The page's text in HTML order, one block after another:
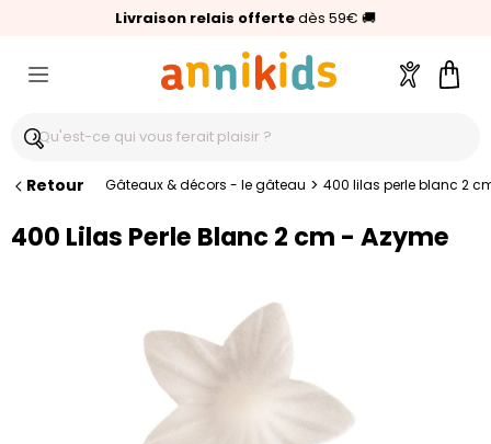
Livraison relais offertedès 59€ 🚚
🥇Palmarès Capital 2025 :Annikids N°1
⭐⭐⭐⭐⭐4,6/5(24 000 avis clients)
Compte
Retour Gâteaux & décors - le gâteau > 400 lilas perle blanc 2
400 Lilas Perle Blanc 2 cm - Azyme